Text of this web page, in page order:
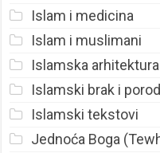
Islam i medicina
Islam i muslimani
Islamska arhitektura
Islamski brak i
Islamski tekstovi
Jednoća Boga